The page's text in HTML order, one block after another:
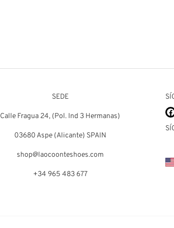
SEDE
Calle Fragua 24, (Pol. Ind 3 Hermanas)
03680 Aspe (Alicante) SPAIN
shop@laocoonteshoes.com
+34 965 483 677